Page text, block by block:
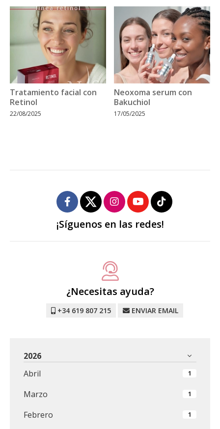
Tratamiento facial con
Retinol
22/08/2025
Neoxoma serum con
Bakuchiol
17/05/2025
¡Síguenos en las redes!
¿Necesitas ayuda?
+34 619 807 215 ENVIAR EMAIL
2026
Abril
1
Marzo 1
Febrero 1